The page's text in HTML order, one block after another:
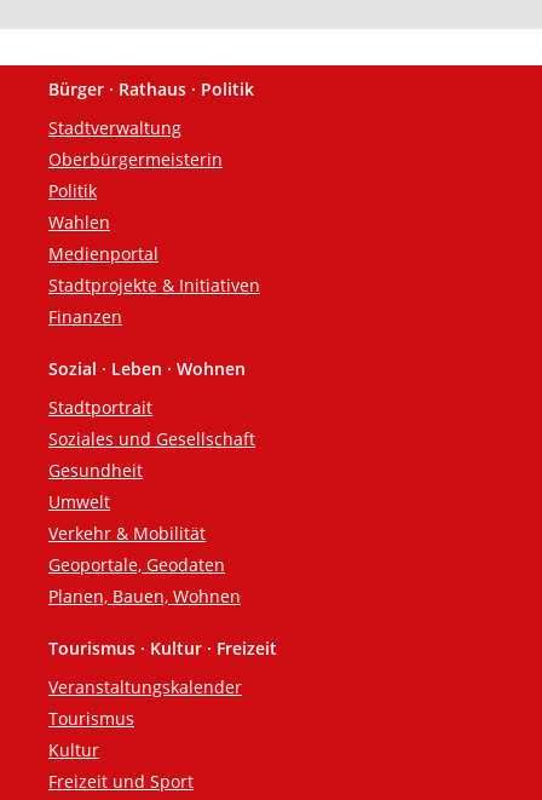
Fußzeile
Bürger · Rathaus · Politik
Stadtverwaltung
Oberbürgermeisterin
Politik
Wahlen
Medienportal
Stadtprojekte & Initiativen
Finanzen
Sozial · Leben · Wohnen
Stadtportrait
Soziales und Gesellschaft
Gesundheit
Umwelt
Verkehr & Mobilität
Geoportale, Geodaten
Planen, Bauen, Wohnen
Tourismus · Kultur · Freizeit
Veranstaltungskalender
Tourismus
Kultur
Freizeit und Sport